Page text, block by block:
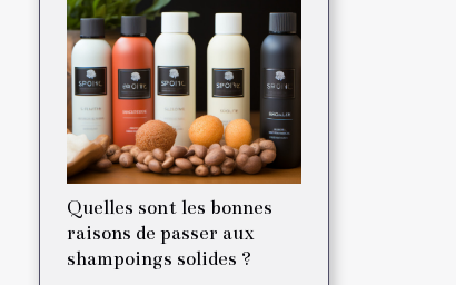
Quelles sont les bonnes
raisons de passer aux
shampoings solides ?